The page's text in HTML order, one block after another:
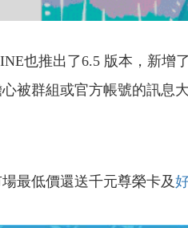
也推出了6.5 版本，新增
被群組或官方帳號的訊息
場最低價還送千元尊榮卡及